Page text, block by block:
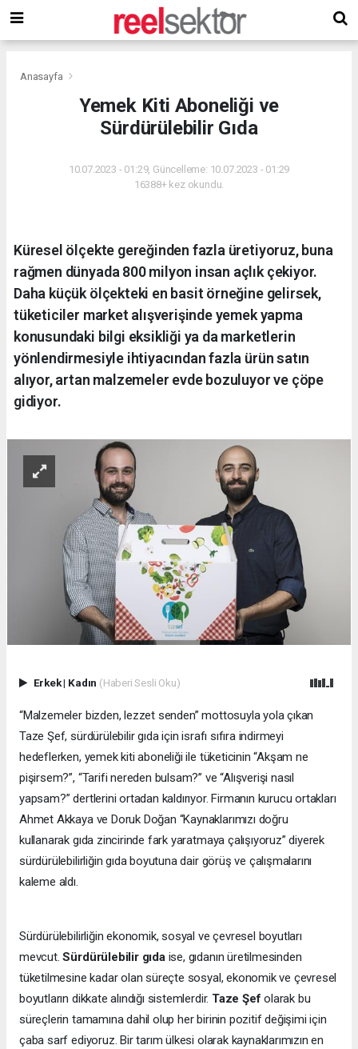
Anasayfa
Yemek Kiti Aboneliği ve
Sürdürülebilir Gıda
10.07.2023 - 01:29, Güncelleme: 10.07.2023 - 01:29
16388+ kez okundu.
Küresel ölçekte gereğinden fazla üretiyoruz, buna
rağmen dünyada 800 milyon insan açlık çekiyor.
Daha küçük ölçekteki en basit örneğine gelirsek,
tüketiciler market alışverişinde yemek yapma
konusundaki bilgi eksikliği ya da marketlerin
yönlendirmesiyle ihtiyacından fazla ürün satın
alıyor, artan malzemeler evde bozuluyor ve çöpe
gidiyor.
Erkek| Kadın (Haberi Sesli Oku)
“Malzemeler bizden, lezzet senden” mottosuyla yola çıkan
Taze Şef, sürdürülebilir gıda için israfı sıfıra indirmeyi
hedeflerken, yemek kiti aboneliği ile tüketicinin “Akşam ne
pişirsem?”, “Tarifi nereden bulsam?” ve “Alışverişi nasıl
yapsam?” dertlerini ortadan kaldırıyor. Firmanın kurucu ortakları
Ahmet Akkaya ve Doruk Doğan “Kaynaklarımızı doğru
kullanarak gıda zincirinde fark yaratmaya çalışıyoruz” diyerek
sürdürülebilirliğin gıda boyutuna dair görüş ve çalışmalarını
kaleme aldı.
Sürdürülebilirliğin ekonomik, sosyal ve çevresel boyutları
mevcut.Sürdürülebilir gıdaise, gıdanın üretilmesinden
tüketilmesine kadar olan süreçte sosyal, ekonomik ve çevresel
boyutların dikkate alındığı sistemlerdir. Taze Şef olarak bu
süreçlerin tamamına dahil olup her birinin pozitif değişimi için
çaba sarf ediyoruz. Bir tarım ülkesi olarak kaynaklarımızın en